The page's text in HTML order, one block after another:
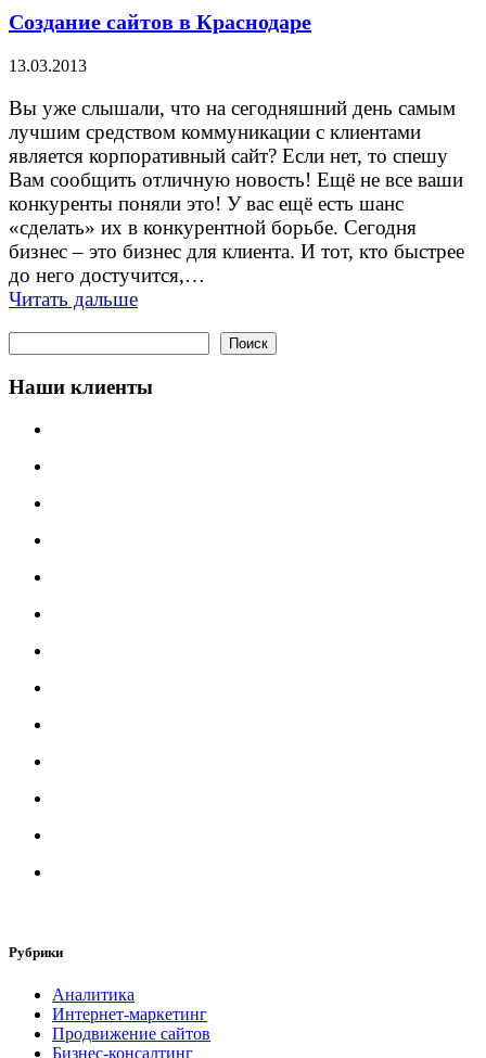
Создание сайтов в Краснодаре
13.03.2013
Вы уже слышали, что на сегодняшний день самым
лучшим средством коммуникации с клиентами
является корпоративный сайт? Если нет, то спешу
Вам сообщить отличную новость! Ещё не все ваши
конкуренты поняли это! У вас ещё есть шанс
«сделать» их в конкурентной борьбе. Сегодня
бизнес – это бизнес для клиента. И тот, кто быстрее
до него достучится,…
Читать дальше
Поиск
Наши клиенты
Рубрики
Аналитика
Интернет-маркетинг
Продвижение сайтов
Бизнес-консалтинг